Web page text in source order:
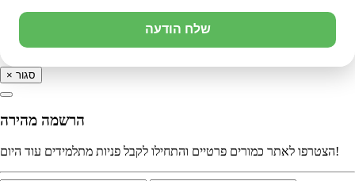
שלח הודעה
× סגור
הרשמה מהירה
הצטרפו לאתר כמורים פרטיים והתחילו לקבל פניות מתלמידים עוד היום!